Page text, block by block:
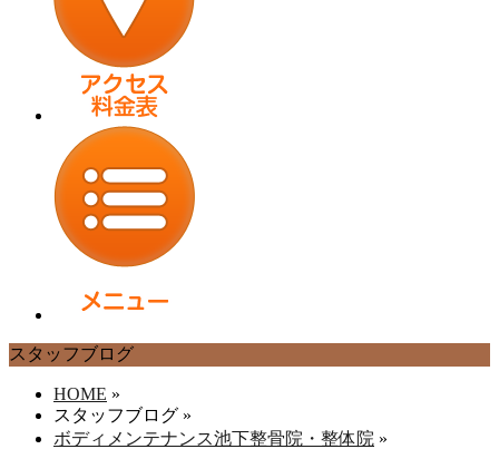
スタッフブログ
HOME »
スタッフブログ »
ボディメンテナンス池下整骨院・整体院 »